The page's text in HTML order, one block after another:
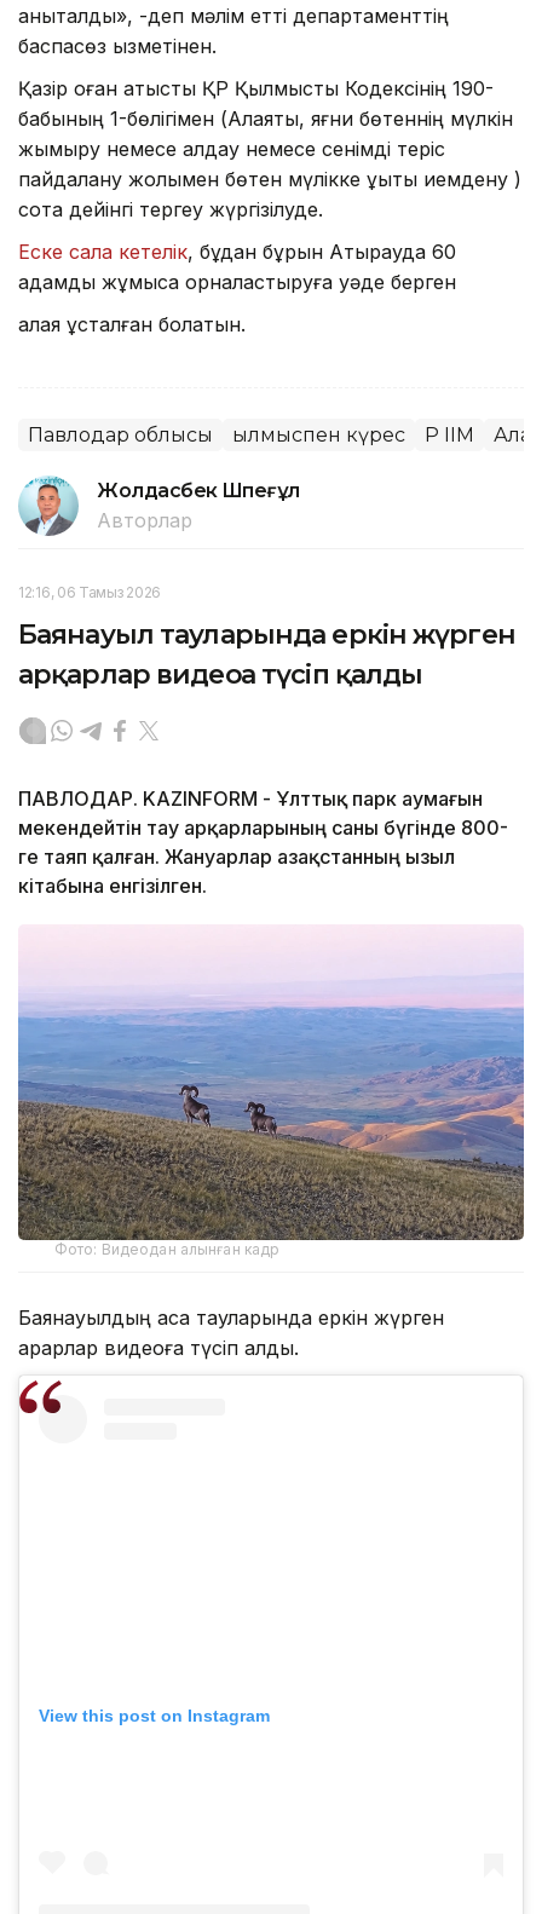
анықталды», -деп мәлім етті департаменттің
баспасөз қызметінен.
Қазір оған қатысты ҚР Қылмыстық Кодексінің 190-
бабының 1-бөлігімен (Алаяқтық, яғни бөтеннің мүлкін
жымқыру немесе алдау немесе сенімді теріс
пайдалану жолымен бөтен мүлiкке құқықты иемдену )
сотқа дейінгі тергеу жүргізілуде.
Еске сала кетелік, бұдан бұрын Атырауда 60
адамды жұмысқа орналастыруға уәде берген
алаяқ ұсталған болатын.
Павлодар облысы Қылмыспен күрес ҚР ІІМ
Жолдасбек Шөпеғұл
Авторлар
12:16, 06 Тамыз 2026
Баянауыл тауларында еркін жүрген
арқарлар видеоға түсіп қалды
ПАВЛОДАР. KAZINFORM - Ұлттық парк аумағын
мекендейтін тау арқарларының саны бүгінде 800-
ге таяп қалған. Жануарлар Қазақстанның Қызыл
кітабына енгізілген.
Фото: Видеодан алынған кадр
Баянауылдың асқақ тауларында еркін жүрген
арқарлар видеоға түсіп қалды.
View this post on Instagram